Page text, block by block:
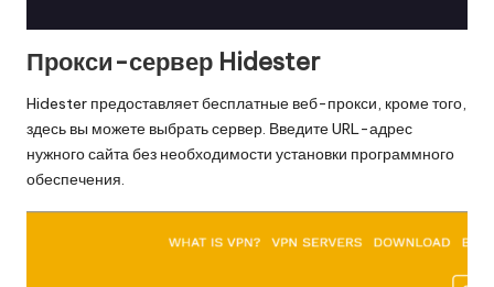
Прокси-сервер Hidester
Hidester предоставляет бесплатные веб-прокси, кроме того,
здесь вы можете выбрать сервер. Введите URL-адрес
нужного сайта без необходимости установки программного
обеспечения.